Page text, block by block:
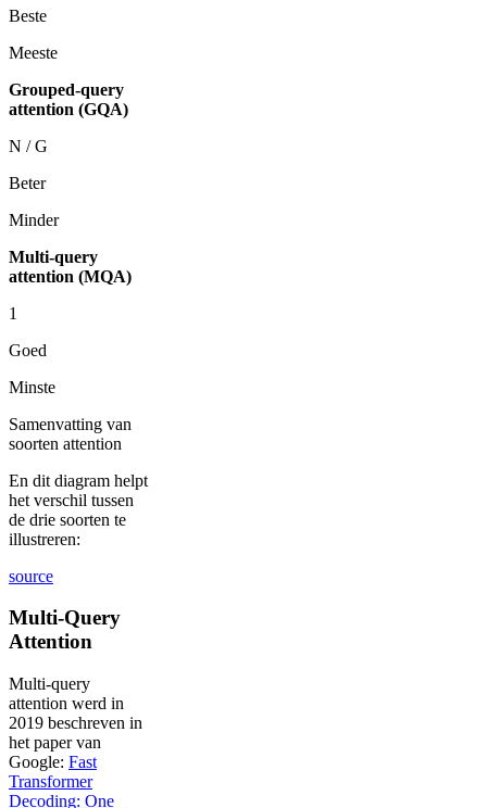
Beste
Meeste
Grouped-query
attention (GQA)
N / G
Beter
Minder
Multi-query
attention (MQA)
1
Goed
Minste
Samenvatting van
soorten attention
En dit diagram helpt
het verschil tussen
de drie soorten te
illustreren:
source
Multi-Query
Attention
Multi-query
attention werd in
2019 beschreven in
het paper van
Google: Fast
Transformer
Decoding: One